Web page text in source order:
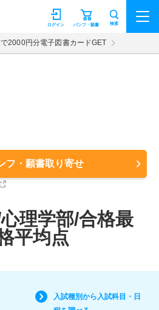
パンフ・願書
ログイン 検索
で2000円分電子図書カードGET
フ・願書取り寄せ
理学部/合格最
平均点
入試種別から入試科目・日